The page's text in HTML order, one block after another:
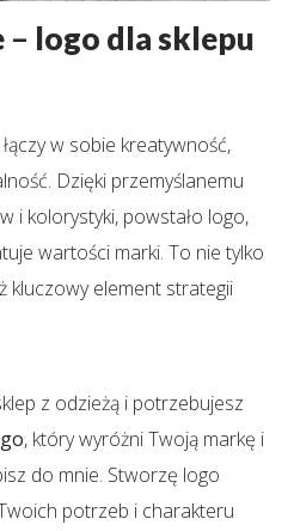
– logo dla sklepu
w sobie kreatywność,
Dzięki przemyślanemu
i kolorystyki, powstało logo,
wartości marki. To nie tylko
kluczowy element strategii
z odzieżą i potrzebujesz
, który wyróżni Twoją markę i
do mnie. Stworzę logo
potrzeb i charakteru